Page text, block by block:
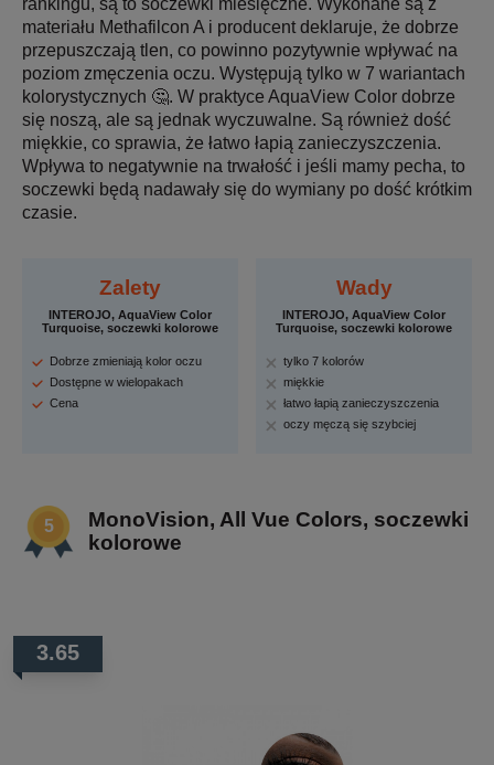
materiału Methafilcon A i producent deklaruje, że dobrze
przepuszczają tlen, co powinno pozytywnie wpływać na
poziom zmęczenia oczu. Występują tylko w 7 wariantach
kolorystycznych 🤔. W praktyce AquaView Color dobrze
się noszą, ale są jednak wyczuwalne. Są również dość
miękkie, co sprawia, że łatwo łapią zanieczyszczenia.
Wpływa to negatywnie na trwałość i jeśli mamy pecha, to
soczewki będą nadawały się do wymiany po dość krótkim
czasie.
Zalety
INTEROJO, AquaView Color
Turquoise, soczewki kolorowe
Dobrze zmieniają kolor oczu
Dostępne w wielopakach
Cena
Wady
INTEROJO, AquaView Color
Turquoise, soczewki kolorowe
tylko 7 kolorów
miękkie
łatwo łapią zanieczyszczenia
oczy męczą się szybciej
MonoVision, All Vue Colors, soczewki
kolorowe
3.65